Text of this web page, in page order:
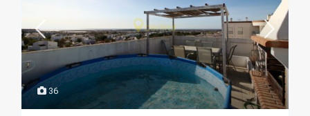
36